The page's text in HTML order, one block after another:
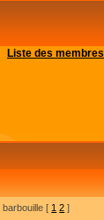
Liste des membres
[ 1 2 ]